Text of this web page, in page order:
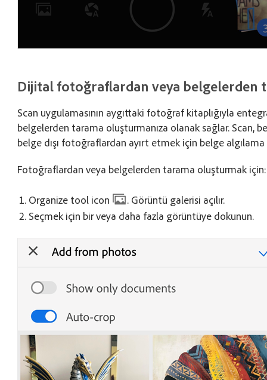
Dijital fotoğraflardan veya belgelerden
Scan uygulamasının aygıttaki fotoğraf kitaplığıyla
belgelerden tarama oluşturmanıza olanak sağlar. Scan,
belge dışı fotoğraflardan ayırt etmek için belge algılama
Fotoğraflardan veya belgelerden tarama oluşturmak için:
Organize tool icon
. Görüntü galerisi açılır.
Seçmek için bir veya daha fazla görüntüye dokunun.